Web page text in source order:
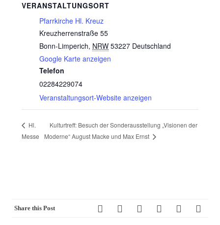
VERANSTALTUNGSORT
Pfarrkirche Hl. Kreuz
Kreuzherrenstraße 55
Bonn-Limperich, NRW 53227 Deutschland
Google Karte anzeigen
Telefon
02284229074
Veranstaltungsort-Website anzeigen
Hl.
Messe
Kulturtreff: Besuch der Sonderausstellung „Visionen der
Moderne“ August Macke und Max Ernst
Share this Post